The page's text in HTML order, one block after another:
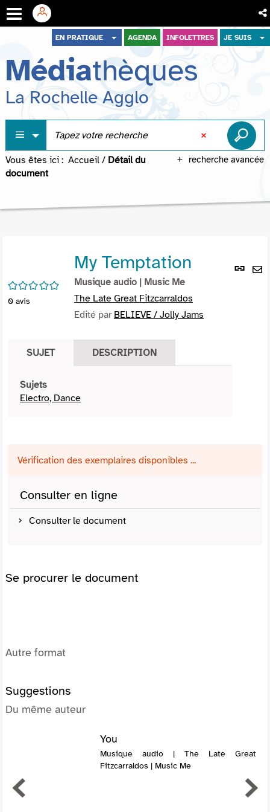
menu
contenu
recherche
EN PRATIQUE AGENDA INFOLETTRES JE SUIS
Médiathèques
La Rochelle Agglo
recherche avancée
Vous êtes ici : Accueil / Détail du
document
Lien
/5
0 avis
My Temptation
Musique audio | Music Me
The Late Great Fitzcarraldos
Edité par BELIEVE / Jolly Jams
SUJET DESCRIPTION
Sujets
Electro, Dance
Vérification des exemplaires disponibles ...
Consulter en ligne
Consulter le document
Se procurer le document
Autre format
Suggestions
Du même auteur
You
Musique audio | The Late Great
Fitzcarraldos | Music Me